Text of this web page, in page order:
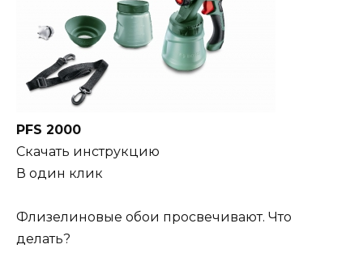
PFS 2000
Скачать инструкцию
В один клик
Флизелиновые обои просвечивают. Что
делать?